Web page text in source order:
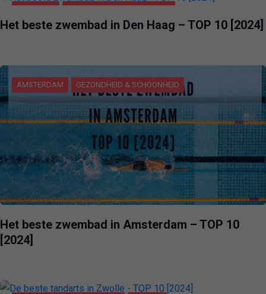
Het beste zwembad in Den Haag – TOP 10 [2024]
AMSTERDAM GEZONDHEID & SCHOONHEID
Het beste zwembad in Amsterdam – TOP 10
[2024]